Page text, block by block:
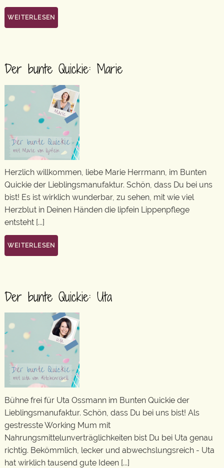
WEITERLESEN
Der bunte Quickie: Marie
Herzlich willkommen, liebe Marie Herrmann, im Bunten
Quickie der Lieblingsmanufaktur. Schön, dass Du bei uns
bist! Es ist wirklich wunderbar, zu sehen, mit wie viel
Herzblut in Deinen Händen die lipfein Lippenpflege
entsteht [...]
WEITERLESEN
Der bunte Quickie: Uta
Bühne frei für Uta Ossmann im Bunten Quickie der
Lieblingsmanufaktur. Schön, dass Du bei uns bist! Als
gestresste Working Mum mit
Nahrungsmittelunverträglichkeiten bist Du bei Uta genau
richtig. Bekömmlich, lecker und abwechslungsreich - Uta
hat wirklich tausend gute Ideen [...]